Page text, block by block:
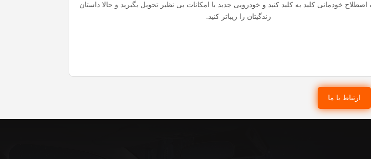
اصطلاح خودمانی کلید به کلید کنید و خودرویی جدید با امکانات بی نظیر تحویل بگیرید و حالا داستان
زندگیتان را زیباتر کنید.
ارتباط با ما